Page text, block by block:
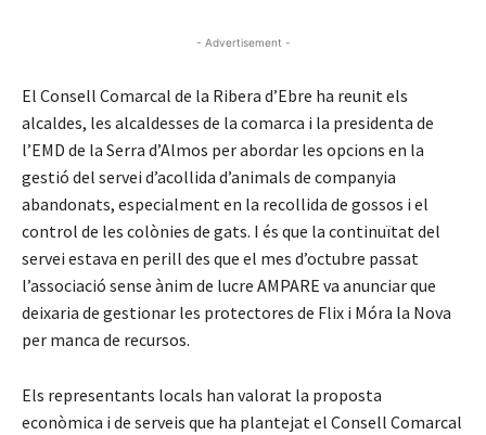
- Advertisement -
El Consell Comarcal de la Ribera d’Ebre ha reunit els
alcaldes, les alcaldesses de la comarca i la presidenta de
l’EMD de la Serra d’Almos per abordar les opcions en la
gestió del servei d’acollida d’animals de companyia
abandonats, especialment en la recollida de gossos i el
control de les colònies de gats. I és que la continuïtat del
servei estava en perill des que el mes d’octubre passat
l’associació sense ànim de lucre AMPARE va anunciar que
deixaria de gestionar les protectores de Flix i Móra la Nova
per manca de recursos.
Els representants locals han valorat la proposta
econòmica i de serveis que ha plantejat el Consell Comarcal